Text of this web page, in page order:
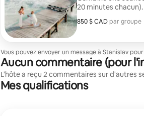
20 minutes
galerie en ligne privée.
850 $ CAD par groupe
850 $ CAD par groupe
,
Vous pouvez envoyer un message à Stanislav
Aucun commentaire (pour
L'hôte a reçu 2 commentaires sur d'autres
Mes qualifications